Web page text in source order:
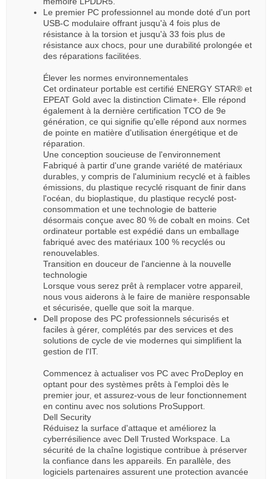
Le premier PC professionnel au monde doté d'un port
USB-C modulaire offrant jusqu'à 4 fois plus de
résistance à la torsion et jusqu'à 33 fois plus de
résistance aux chocs, pour une durabilité prolongée et
des réparations facilitées.
Élever les normes environnementales
Cet ordinateur portable est certifié ENERGY STAR® et
EPEAT Gold avec la distinction Climate+. Elle répond
également à la dernière certification TCO de 9e
génération, ce qui signifie qu'elle répond aux normes
de pointe en matière d'utilisation énergétique et de
réparation.
Une conception soucieuse de l'environnement
Fabriqué à partir d'une grande variété de matériaux
durables, y compris de l'aluminium recyclé et à faibles
émissions, du plastique recyclé risquant de finir dans
l'océan, du bioplastique, du plastique recyclé post-
consommation et une technologie de batterie
désormais conçue avec 80 % de cobalt en moins. Cet
ordinateur portable est expédié dans un emballage
fabriqué avec des matériaux 100 % recyclés ou
renouvelables.
Transition en douceur de l'ancienne à la nouvelle
technologie
Lorsque vous serez prêt à remplacer votre appareil,
nous vous aiderons à le faire de manière responsable
et sécurisée, quelle que soit la marque.
Dell propose des PC professionnels sécurisés et
faciles à gérer, complétés par des services et des
solutions de cycle de vie modernes qui simplifient la
gestion de l'IT.
Commencez à actualiser vos PC avec ProDeploy en
optant pour des systèmes prêts à l'emploi dès le
premier jour, et assurez-vous de leur fonctionnement
en continu avec nos solutions ProSupport.
Dell Security
Réduisez la surface d'attaque et améliorez la
cyberrésilience avec Dell Trusted Workspace. La
sécurité de la chaîne logistique contribue à préserver
la confiance dans les appareils. En parallèle, des
logiciels partenaires assurent une protection avancée